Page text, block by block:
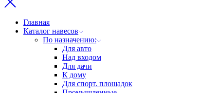
Главная
Каталог навесов
По назначению:
Для авто
Над входом
Для дачи
К дому
Для спорт. площадок